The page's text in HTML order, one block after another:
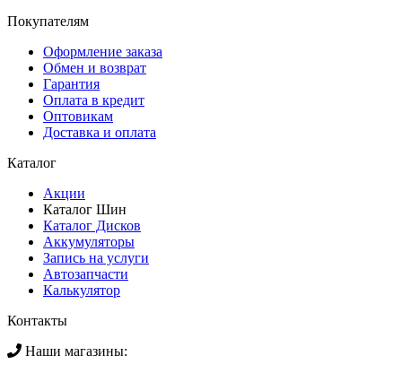
Покупателям
Оформление заказа
Обмен и возврат
Гарантия
Оплата в кредит
Оптовикам
Доставка и оплата
Каталог
Акции
Каталог Шин
Каталог Дисков
Аккумуляторы
Запись на услуги
Автозапчасти
Калькулятор
Контакты
Наши магазины: